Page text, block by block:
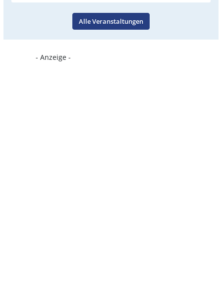
Alle Veranstaltungen
- Anzeige -